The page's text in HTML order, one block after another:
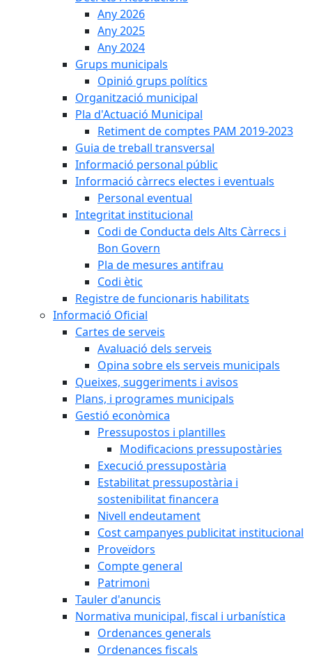
Any 2026
Any 2025
Any 2024
Grups municipals
Opinió grups polítics
Organització municipal
Pla d'Actuació Municipal
Retiment de comptes PAM 2019-2023
Guia de treball transversal
Informació personal públic
Informació càrrecs electes i eventuals
Personal eventual
Integritat institucional
Codi de Conducta dels Alts Càrrecs i
Bon Govern
Pla de mesures antifrau
Codi ètic
Registre de funcionaris habilitats
Informació Oficial
Cartes de serveis
Avaluació dels serveis
Opina sobre els serveis municipals
Queixes, suggeriments i avisos
Plans, i programes municipals
Gestió econòmica
Pressupostos i plantilles
Modificacions pressupostàries
Execució pressupostària
Estabilitat pressupostària i
sostenibilitat financera
Nivell endeutament
Cost campanyes publicitat institucional
Proveïdors
Compte general
Patrimoni
Tauler d'anuncis
Normativa municipal, fiscal i urbanística
Ordenances generals
Ordenances fiscals